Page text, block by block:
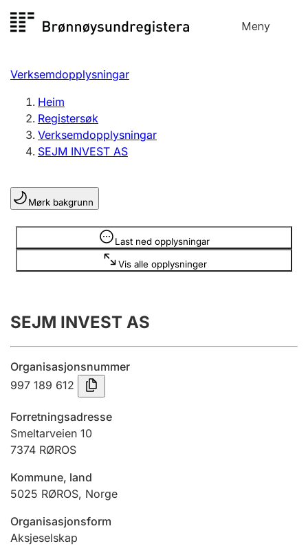
til
Meny
Registersøk
Aksjeselskap
Enkeltpersonføretak
Registrere, endre, slette
Lag og foreining
Registrere, endre, slette
Årsrekneskap
Innsending og forseinkingsgebyr
Tinglysing
Jeger
Ektepaktrettleiaren
Verksemdopplysningar
Heim
Registersøk
Verksemdopplysningar
SEJM INVEST AS
Mørk bakgrunn
Last ned opplysningar
Vis alle opplysninger
Opplysninger er skjult
SEJM INVEST AS
Organisasjonsnummer
997 189 612
Forretningsadresse
Smeltarveien 10
7374 RØROS
Kommune, land
5025 RØROS, Norge
Organisasjonsform
Aksjeselskap